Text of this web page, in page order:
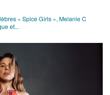
« Spice Girls », Melanie C
et...